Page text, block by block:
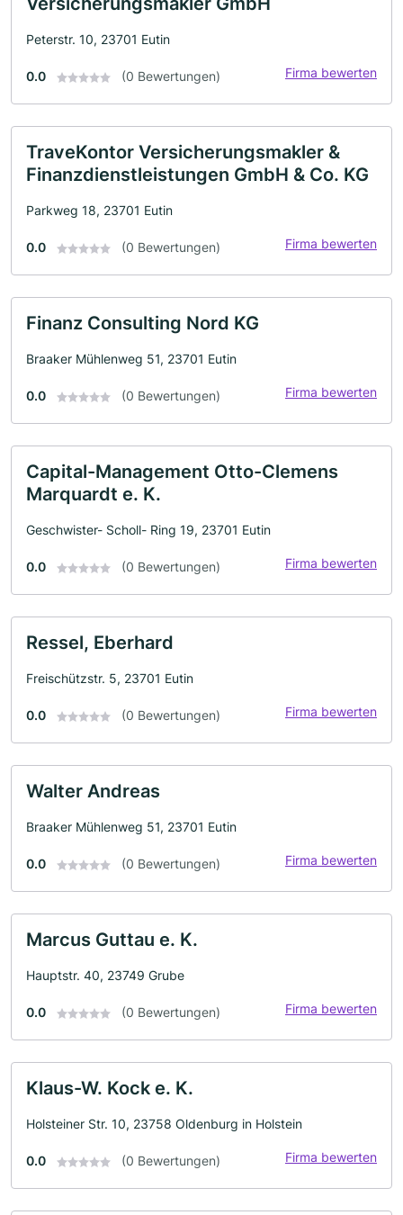
Peterstr. 10, 23701 Eutin
0.0 (0 Bewertungen) Firma bewerten
TraveKontor Versicherungsmakler &
Finanzdienstleistungen GmbH & Co. KG
Parkweg 18, 23701 Eutin
0.0 (0 Bewertungen) Firma bewerten
Finanz Consulting Nord KG
Braaker Mühlenweg 51, 23701 Eutin
0.0 (0 Bewertungen) Firma bewerten
Capital-Management Otto-Clemens
Marquardt e. K.
Geschwister- Scholl- Ring 19, 23701 Eutin
0.0 (0 Bewertungen) Firma bewerten
Ressel, Eberhard
Freischützstr. 5, 23701 Eutin
0.0 (0 Bewertungen) Firma bewerten
Walter Andreas
Braaker Mühlenweg 51, 23701 Eutin
0.0 (0 Bewertungen) Firma bewerten
Marcus Guttau e. K.
Hauptstr. 40, 23749 Grube
0.0 (0 Bewertungen) Firma bewerten
Klaus-W. Kock e. K.
Holsteiner Str. 10, 23758 Oldenburg in Holstein
0.0 (0 Bewertungen) Firma bewerten